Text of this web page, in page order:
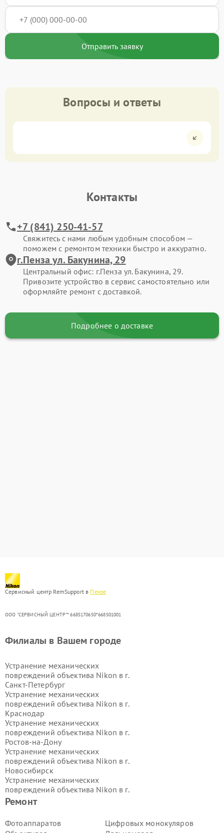
Отправить заявку
Вопросы и ответы
Контакты
+7 (841) 250-41-57
Свяжитесь с нами любым удобным способом —
поможем с ремонтом техники быстро и аккуратно.
г.Пенза ул. Бакунина, 29
Центральный офис: г.Пенза ул. Бакунина, 29.
Привозите устройство в сервис самостоятельно или
оформляйте ремонт с доставкой.
Подробнее о доставке
Сервисный центр RemSupport в Пензе
ООО "СЕРВИСНЫЙ ЦЕНТР"* 6685170650*668501001
Ремонт
Фотоаппаратов
Цифровых монокуляров
Филиалы в Вашем городе
Устранение механических
повреждений объектива Nikon в г.
Санкт-Петербург
Устранение механических
повреждений объектива Nikon в г.
Краснодар
Устранение механических
повреждений объектива Nikon в г.
Ростов-на-Дону
Устранение механических
повреждений объектива Nikon в г.
Новосибирск
Устранение механических
повреждений объектива Nikon в г.
Екатеринбург
повреждений объектива Nikon в г.
Казань